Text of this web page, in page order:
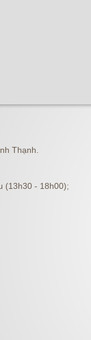
Thạnh.
(13h30 - 18h00);